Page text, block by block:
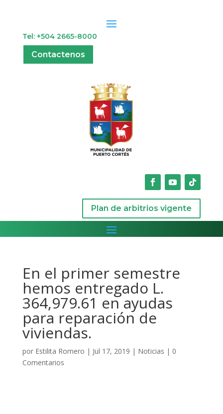
Tel: +504 2665-8000
Contactenos
Plan de arbitrios vigente
En el primer semestre
hemos entregado L.
364,979.61 en ayudas
para reparación de
viviendas.
por Estilita Romero | Jul 17, 2019 | Noticias | 0
Comentarios